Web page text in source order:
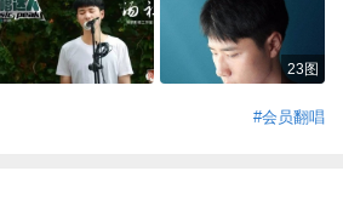
23图
#会员翻唱